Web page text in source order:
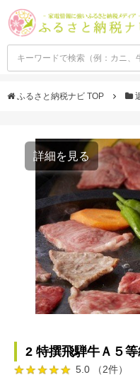
ふるさと納税ナビ TOP
詳細を見る
2 特撰飛騨牛Ａ５
5.0 （2件）